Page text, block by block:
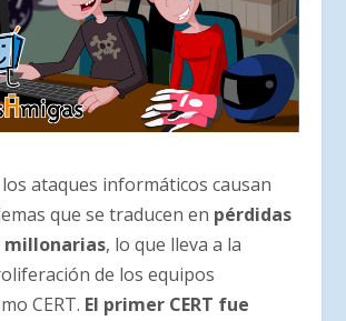
ataques informáticos causan
que se traducen en pérdidas
millonarias, lo que lleva a la
de los equipos
CERT. El primer CERT fue